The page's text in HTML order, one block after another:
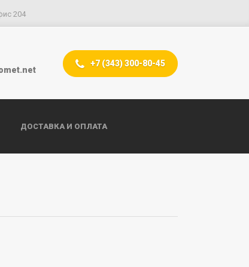
204
ДОСТАВКА И ОПЛАТА
+7 (343) 300-80-45